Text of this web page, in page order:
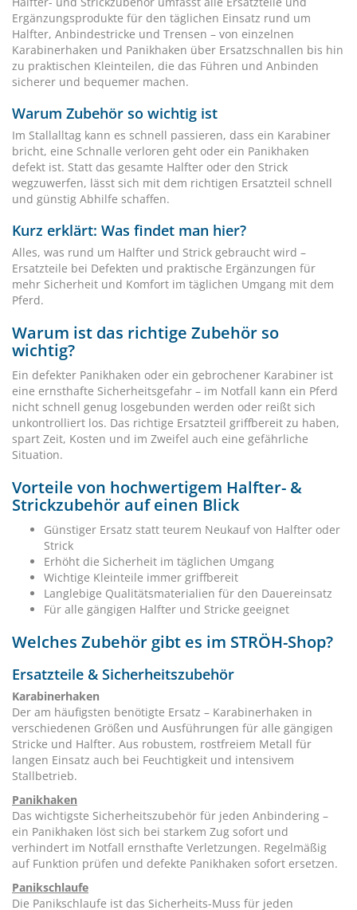
Ergänzungsprodukte für den täglichen Einsatz rund um
Halfter, Anbindestricke und Trensen – von einzelnen
Karabinerhaken und Panikhaken über Ersatzschnallen bis hin
zu praktischen Kleinteilen, die das Führen und Anbinden
sicherer und bequemer machen.
Warum Zubehör so wichtig ist
Im Stallalltag kann es schnell passieren, dass ein Karabiner
bricht, eine Schnalle verloren geht oder ein Panikhaken
defekt ist. Statt das gesamte Halfter oder den Strick
wegzuwerfen, lässt sich mit dem richtigen Ersatzteil schnell
und günstig Abhilfe schaffen.
Kurz erklärt: Was findet man hier?
Alles, was rund um Halfter und Strick gebraucht wird –
Ersatzteile bei Defekten und praktische Ergänzungen für
mehr Sicherheit und Komfort im täglichen Umgang mit dem
Pferd.
Warum ist das richtige Zubehör so
wichtig?
Ein defekter Panikhaken oder ein gebrochener Karabiner ist
eine ernsthafte Sicherheitsgefahr – im Notfall kann ein Pferd
nicht schnell genug losgebunden werden oder reißt sich
unkontrolliert los. Das richtige Ersatzteil griffbereit zu haben,
spart Zeit, Kosten und im Zweifel auch eine gefährliche
Situation.
Vorteile von hochwertigem Halfter- &
Strickzubehör auf einen Blick
Günstiger Ersatz statt teurem Neukauf von Halfter oder
Strick
Erhöht die Sicherheit im täglichen Umgang
Wichtige Kleinteile immer griffbereit
Langlebige Qualitätsmaterialien für den Dauereinsatz
Für alle gängigen Halfter und Stricke geeignet
Welches Zubehör gibt es im STRÖH-Shop?
Ersatzteile & Sicherheitszubehör
Karabinerhaken
Der am häufigsten benötigte Ersatz – Karabinerhaken in
verschiedenen Größen und Ausführungen für alle gängigen
Stricke und Halfter. Aus robustem, rostfreiem Metall für
langen Einsatz auch bei Feuchtigkeit und intensivem
Stallbetrieb.
Panikhaken
Das wichtigste Sicherheitszubehör für jeden Anbindering –
ein Panikhaken löst sich bei starkem Zug sofort und
verhindert im Notfall ernsthafte Verletzungen. Regelmäßig
auf Funktion prüfen und defekte Panikhaken sofort ersetzen.
Panikschlaufe
Die Panikschlaufe ist das Sicherheits-Muss für jeden